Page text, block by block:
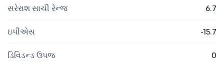
સરેરાશ સાચી રેન્જ 6.7
ઇપીએસ -15.7
ડિવિડન્ડ ઉપજ 0